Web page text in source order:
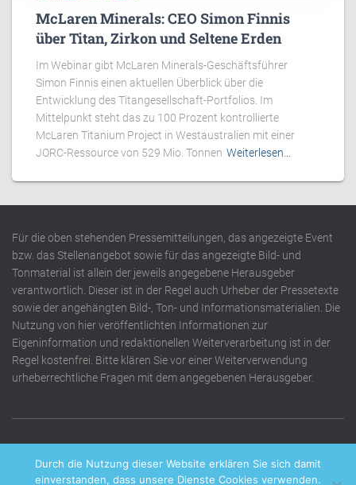
McLaren Minerals: CEO Simon Finnis
über Titan, Zirkon und Seltene Erden
Im Webinar gibt McLaren Minerals-Geschäftsführer
Simon Finnis einen aktuellen Überblick über die
Entwicklung des Titangesellschaft-Portfolios. Im
Mittelpunkt steht das zu 100 Prozent kontrollierte
McLaren Titanium Project in Westaustralien mit einer
JORC-Ressource von 529 Mio. Tonnen Weiterlesen…
Für die oben stehenden Pressemitteilungen, das angezeigte Event
bzw. das Stellenangebot sowie für das angezeigte Bild- und
Tonmaterial ist allein der jeweils angegebene Herausgeber
verantwortlich. Dieser ist in der Regel auch Urheber der Pressetexte
sowie der angehängten Bild-, Ton- und Informationsmaterialien. Die
Nutzung von hier veröffentlichten Informationen zur
Eigeninformation und redaktionellen Weiterverarbeitung ist in der
Regel kostenfrei. Bitte klären Sie vor einer Weiterverwendung
urheberrechtliche Fragen mit dem angegebenen Herausgeber.
Durch die Nutzung dieser Website erklären Sie sich damit
einverstanden, dass unsere Dienste Cookies verwenden.